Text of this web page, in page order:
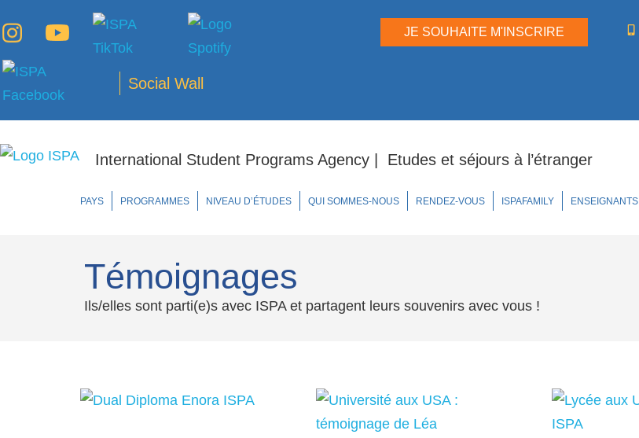
Social Wall
JE SOUHAITE M'INSCRIRE
International Student Programs Agency | Etudes et séjours à l’étranger
PAYS PROGRAMMES NIVEAU D’ÉTUDES QUI SOMMES-NOUS RENDEZ-VOUS ISPAFAMILY ENSEIGNANTS
Témoignages
Ils/elles sont parti(e)s avec ISPA et partagent leurs souvenirs avec vous !